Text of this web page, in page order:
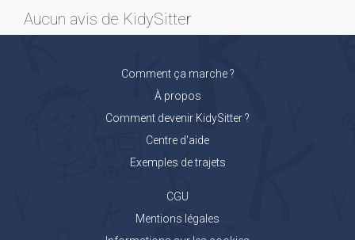
Aucun avis de KidySitter
Comment ça marche ?
À propos
Comment devenir KidySitter ?
Centre d'aide
Exemples de trajets
CGU
Mentions légales